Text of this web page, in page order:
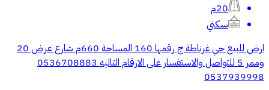
20م
سكني
ارض للبيع حي غرناطة ج رقمها 160 المساحة 660م شارع عرض 20
وممر 5 للتواصل والاستفسار على الارقام التاليه 0536708883
0537939998